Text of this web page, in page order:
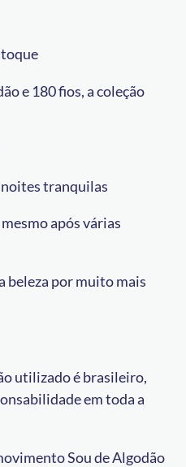
e 180 fios, a coleção
tranquilas
após várias
beleza por muito mais
utilizado é brasileiro,
em toda a
Sou de Algodão